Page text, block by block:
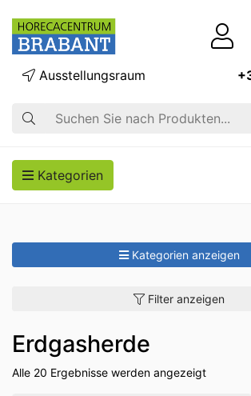
Suche
Ausstellungsraum
Kategorien
Kategorien anzeigen
Filter anzeigen
Erdgasherde
Alle 20 Ergebnisse werden angezeigt